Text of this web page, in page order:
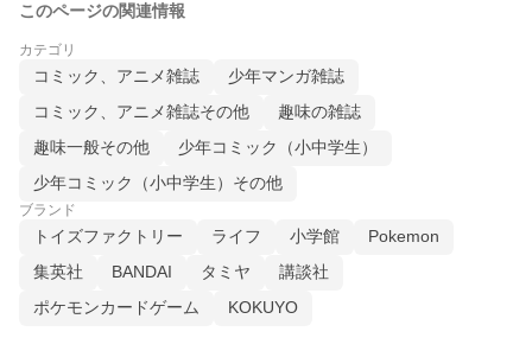
このページの関連情報
カテゴリ
コミック、アニメ雑誌
少年マンガ雑誌
コミック、アニメ雑誌その他
趣味の雑誌
趣味一般その他
少年コミック（小中学生）
少年コミック（小中学生）その他
ブランド
トイズファクトリー ライフ 小学館
Pokemon
集英社
BANDAI タミヤ
講談社
ポケモンカードゲーム
KOKUYO